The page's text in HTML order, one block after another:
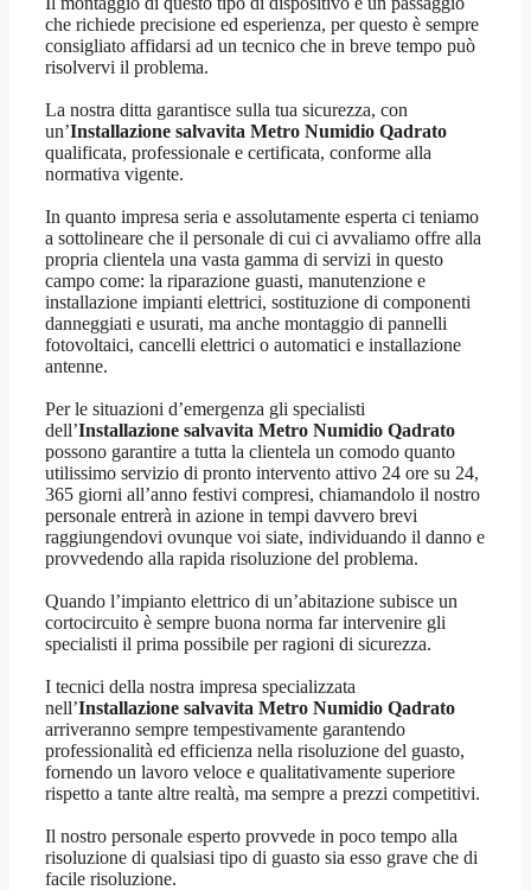
che richiede precisione ed esperienza, per questo è sempre
consigliato affidarsi ad un tecnico che in breve tempo può
risolvervi il problema.
La nostra ditta garantisce sulla tua sicurezza, con
un’Installazione salvavita Metro Numidio Qadrato
qualificata, professionale e certificata, conforme alla
normativa vigente.
In quanto impresa seria e assolutamente esperta ci teniamo
a sottolineare che il personale di cui ci avvaliamo offre alla
propria clientela una vasta gamma di servizi in questo
campo come: la riparazione guasti, manutenzione e
installazione impianti elettrici, sostituzione di componenti
danneggiati e usurati, ma anche montaggio di pannelli
fotovoltaici, cancelli elettrici o automatici e installazione
antenne.
Per le situazioni d’emergenza gli specialisti
dell’Installazione salvavita Metro Numidio Qadrato
possono garantire a tutta la clientela un comodo quanto
utilissimo servizio di pronto intervento attivo 24 ore su 24,
365 giorni all’anno festivi compresi, chiamandolo il nostro
personale entrerà in azione in tempi davvero brevi
raggiungendovi ovunque voi siate, individuando il danno e
provvedendo alla rapida risoluzione del problema.
Quando l’impianto elettrico di un’abitazione subisce un
cortocircuito è sempre buona norma far intervenire gli
specialisti il prima possibile per ragioni di sicurezza.
I tecnici della nostra impresa specializzata
nell’Installazione salvavita Metro Numidio Qadrato
arriveranno sempre tempestivamente garantendo
professionalità ed efficienza nella risoluzione del guasto,
fornendo un lavoro veloce e qualitativamente superiore
rispetto a tante altre realtà, ma sempre a prezzi competitivi.
Il nostro personale esperto provvede in poco tempo alla
risoluzione di qualsiasi tipo di guasto sia esso grave che di
facile risoluzione.